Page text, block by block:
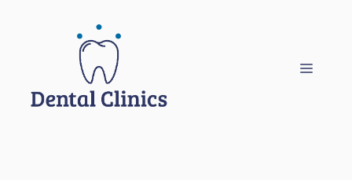
Meny